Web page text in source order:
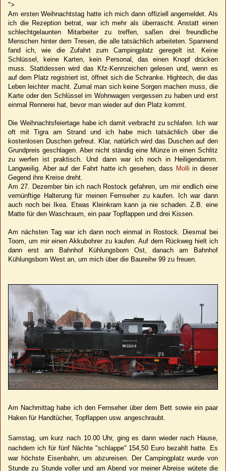
">
Am ersten Weihnachtstag hatte ich mich dann offiziell angemeldet. Als
ich die Rezeption betrat, war ich mehr als überrascht. Anstatt einen
schlechtgelaunten Mitarbeiter zu treffen, saßen drei freundliche
Menschen hinter dem Tresen, die alle tatsächlich arbeiteten. Spannend
fand ich, wie die Zufahrt zum Campingplatz geregelt ist. Keine
Schlüssel, keine Karten, kein Personal, das einen Knopf drücken
muss. Stattdessen wird das Kfz-Kennzeichen gelesen und, wenn es
auf dem Platz registriert ist, öffnet sich die Schranke. Hightech, die das
Leben leichter macht. Zumal man sich keine Sorgen machen muss, die
Karte oder den Schlüssel im Wohnwagen vergessen zu haben und erst
einmal Rennerei hat, bevor man wieder auf den Platz kommt.
Die Weihnachtsfeiertage habe ich damit verbracht zu schlafen. Ich war
oft mit Tigra am Strand und ich habe mich tatsächlich über die
kostenlosen Duschen gefreut. Klar, natürlich wird das Duschen auf den
Grundpreis geschlagen. Aber nicht ständig eine Münze in einen Schlitz
zu werfen ist praktisch. Und dann war ich noch in Heiligendamm.
Langweilig. Aber auf der Fahrt hatte ich gesehen, dass Molli in dieser
Gegend ihre Kreise dreht.
Am 27. Dezember bin ich nach Rostock gefahren, um mir endlich eine
vernünftige Halterung für meinen Fernseher zu kaufen. Ich war dann
auch noch bei Ikea. Etwas Kleinkram kann ja nie schaden. Z.B. eine
Matte für den Waschraum, ein paar Topflappen und drei Kissen.
Am nächsten Tag war ich dann noch einmal in Rostock. Diesmal bei
Toom, um mir einen Akkubohrer zu kaufen. Auf dem Rückweg hielt ich
dann erst am Bahnhof Kühlungsborn Ost, danach am Bahnhof
Kühlungsborn West an, um mich über die Baureihe 99 zu freuen.
Am Nachmittag habe ich den Fernseher über dem Bett sowie ein paar
Haken für Handtücher, Topflappen usw. angeschraubt.
Samstag, um kurz nach 10.00 Uhr, ging es dann wieder nach Hause,
nachdem ich für fünf Nächte "schlappe" 154,50 Euro bezahlt hatte. Es
war höchste Eisenbahn, um abzureisen. Der Campingplatz wurde von
Stunde zu Stunde voller und am Abend vor meiner Abreise wütete die